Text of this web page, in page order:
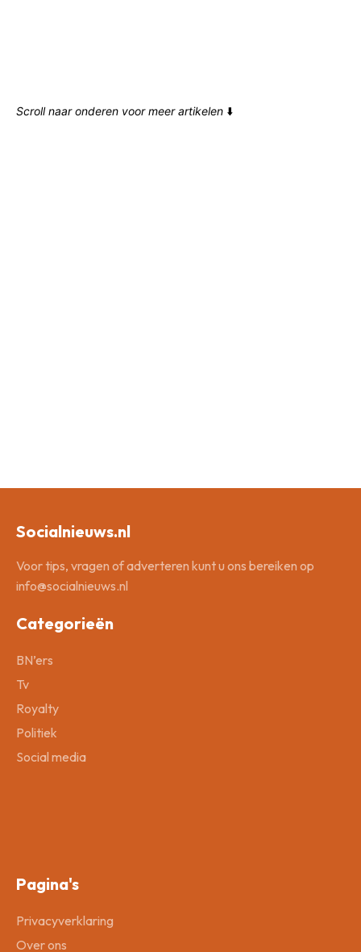
Scroll naar onderen voor meer artikelen ⬇️
Socialnieuws.nl
Voor tips, vragen of adverteren kunt u ons bereiken op
info@socialnieuws.nl
Categorieën
BN’ers
Tv
Royalty
Politiek
Social media
Pagina's
Privacyverklaring
Over ons